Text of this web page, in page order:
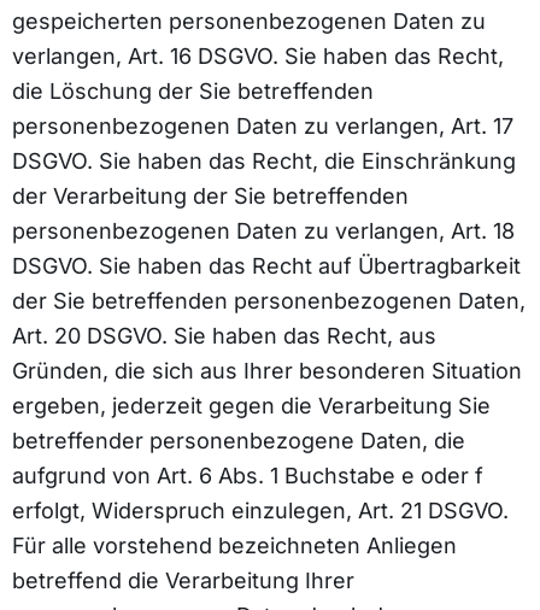
gespeicherten personenbezogenen Daten zu
verlangen, Art. 16 DSGVO. Sie haben das Recht,
die Löschung der Sie betreffenden
personenbezogenen Daten zu verlangen, Art. 17
DSGVO. Sie haben das Recht, die Einschränkung
der Verarbeitung der Sie betreffenden
personenbezogenen Daten zu verlangen, Art. 18
DSGVO. Sie haben das Recht auf Übertragbarkeit
der Sie betreffenden personenbezogenen Daten,
Art. 20 DSGVO. Sie haben das Recht, aus
Gründen, die sich aus Ihrer besonderen Situation
ergeben, jederzeit gegen die Verarbeitung Sie
betreffender personenbezogene Daten, die
aufgrund von Art. 6 Abs. 1 Buchstabe e oder f
erfolgt, Widerspruch einzulegen, Art. 21 DSGVO.
Für alle vorstehend bezeichneten Anliegen
betreffend die Verarbeitung Ihrer